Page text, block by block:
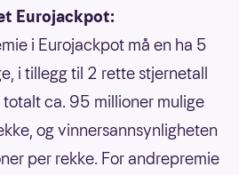
Eurojackpot:
i Eurojackpot må en ha 5
i tillegg til 2 rette stjernetall
ca. 95 millioner mulige
og vinnersannsynligheten
per rekke. For andrepremie